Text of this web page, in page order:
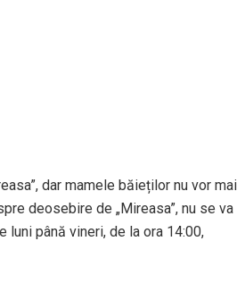
dar mamele băieților nu vor mai
deosebire de „Mireasa”, nu se va
luni până vineri, de la ora 14:00,